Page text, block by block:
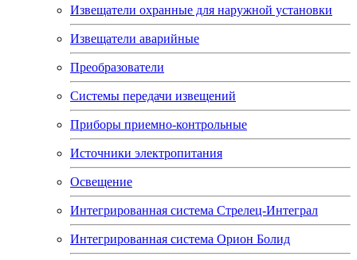
Извещатели охранные для наружной установки
Извещатели аварийные
Преобразователи
Системы передачи извещений
Приборы приемно-контрольные
Источники электропитания
Освещение
Интегрированная система Стрелец-Интеграл
Интегрированная система Орион Болид